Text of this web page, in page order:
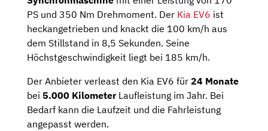
PS und 350 Nm Drehmoment. Der Kia EV6 ist
heckangetrieben und knackt die 100 km/h aus
dem Stillstand in 8,5 Sekunden. Seine
Höchstgeschwindigkeit liegt bei 185 km/h.
Der Anbieter verleast den Kia EV6 für 24 Monate
bei 5.000 KilometerLaufleistung im Jahr. Bei
Bedarf kann die Laufzeit und die Fahrleistung
angepasst werden.